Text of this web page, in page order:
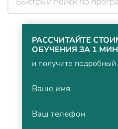
РАССЧИТАЙТЕ
ОБУЧЕНИЯ ЗА 1
и получите
Ваше имя
Ваш телефон